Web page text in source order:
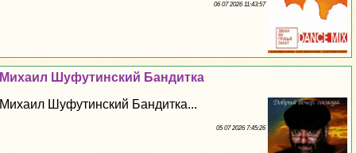
06 07 2026 11:43:57
Михаил Шуфутинский Бандитка
Михаил Шуфутинский Бандитка...
05 07 2026 7:45:26